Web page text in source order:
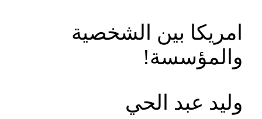
امريكا بين الشخصية
والمؤسسة!
وليد عبد الحي